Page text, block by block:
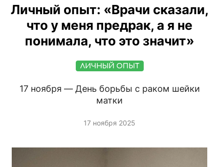
Личный опыт: «Врачи сказали,
что у меня предрак, а я не
понимала, что это значит»
ЛИЧНЫЙ ОПЫТ
17 ноября — День борьбы с раком шейки
матки
17 ноября 2025